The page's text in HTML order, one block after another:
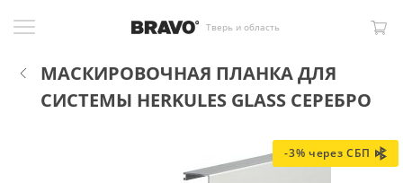
Тверь и область
МАСКИРОВОЧНАЯ ПЛАНКА ДЛЯ
СИСТЕМЫ HERKULES GLASS СЕРЕБРО
-3% через СБП